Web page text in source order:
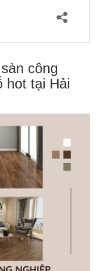
công
hot tại Hải